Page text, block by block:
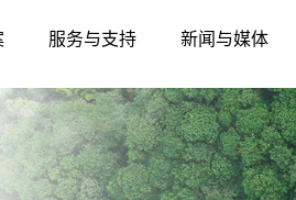
服务与支持 新闻与媒体